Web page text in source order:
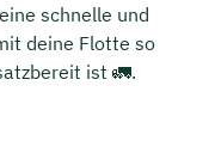
schnelle und
deine Flotte so
ist 🚛.